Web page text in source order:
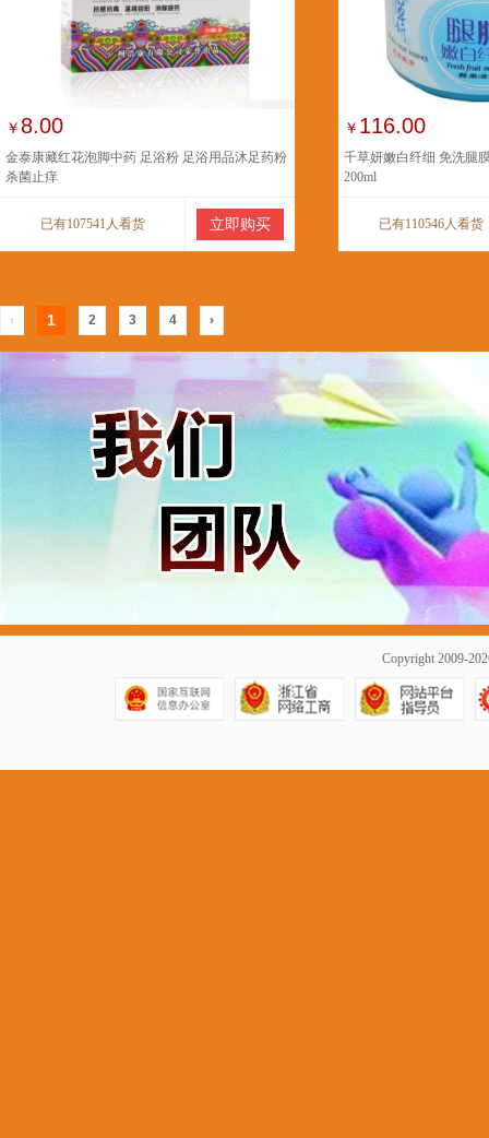
￥ 8.00
金泰康藏红花泡脚中药 足浴粉 足浴用品沐足药粉
杀菌止痒
已有107541人看货 立即购买
￥ 116.00
千草妍嫩白纤细 免洗腿
200ml
已有110546人看货
‹ 1 2 3 4 ›
Copyright 2009-